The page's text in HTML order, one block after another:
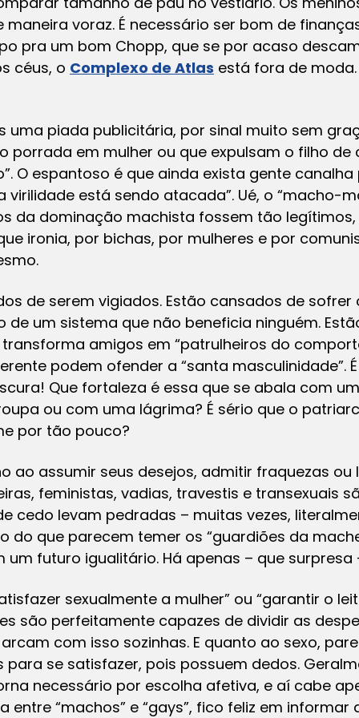
voraz. É necessário ser bom de
pra um bom Chopp, que se por acaso
céus, o Complexo de Atlas está fora de
uma piada publicitária, por sinal muito sem
porrada em mulher ou que expulsam o filho
O espantoso é que ainda exista gente
virilidade está sendo atacada”. Ué, o “macho-
da dominação machista fossem tão
ironia, por bichas, por mulheres e por
de serem vigiados. Estão cansados de
de um sistema que não beneficia ninguém.
amigos em “patrulheiros do
podem ofender a “santa masculinidade”.
Que fortaleza é essa que se abala com
ou com uma lágrima? É sério que o
por tão pouco?
ao assumir seus desejos, admitir fraquezas ou
feministas, vadias, travestis e transexuais
cedo levam pedradas – muitas vezes,
do que parecem temer os “guardiões da
futuro igualitário. Há apenas – que surpresa
sexualmente a mulher” ou “garantir o
são perfeitamente capazes de dividir as
com isso sozinhas. E quanto ao sexo,
se satisfazer, pois possuem dedos.
necessário por escolha afetiva, e aí cabe
entre “machos” e “gays”, fico feliz em informar